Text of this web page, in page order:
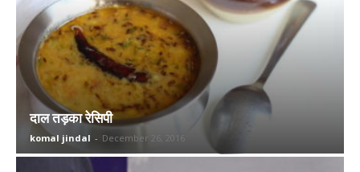
दाल तड़का रेसिपी
komal jindal - December 26, 2016